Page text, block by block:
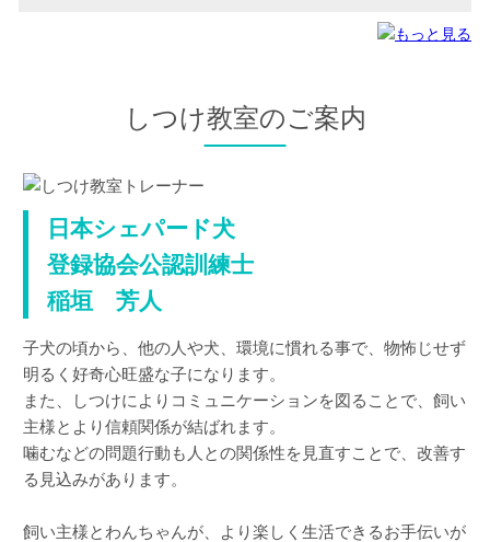
しつけ教室のご案内
日本シェパード犬
登録協会公認訓練士
稲垣 芳人
子犬の頃から、他の人や犬、環境に慣れる事で、物怖じせず
明るく好奇心旺盛な子になります。
また、しつけによりコミュニケーションを図ることで、飼い
主様とより信頼関係が結ばれます。
噛むなどの問題行動も人との関係性を見直すことで、改善す
る見込みがあります。
飼い主様とわんちゃんが、より楽しく生活できるお手伝いが